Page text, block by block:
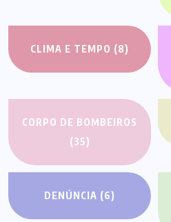
CLIMA E TEMPO (8)
CORPO DE BOMBEIROS
(35)
DENÚNCIA (6)